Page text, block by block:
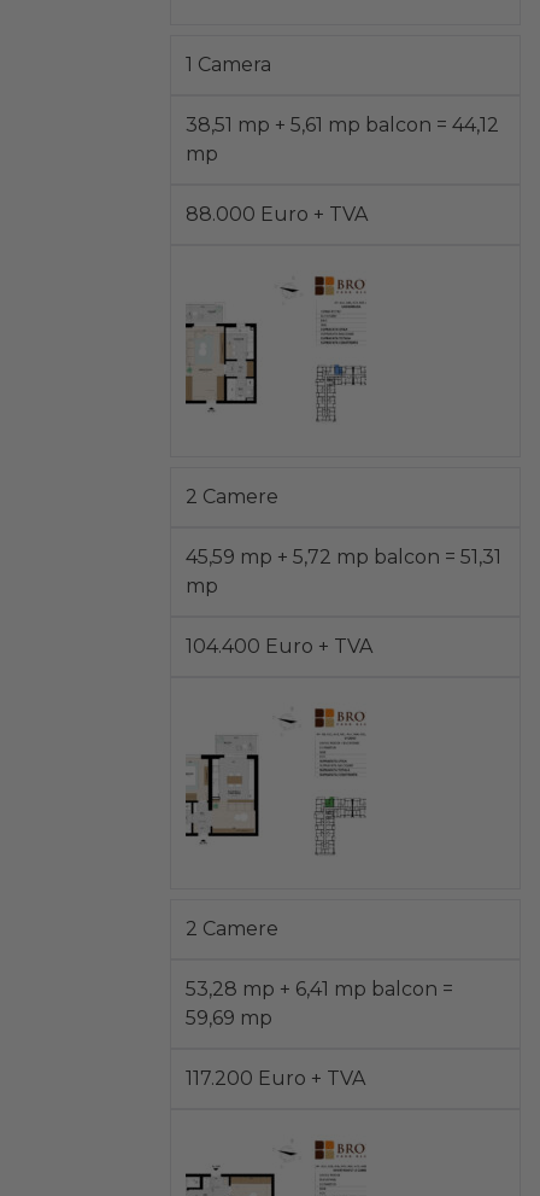
1 Camera
38,51 mp + 5,61 mp balcon = 44,12
mp
88.000 Euro + TVA
2 Camere
45,59 mp + 5,72 mp balcon = 51,31
mp
104.400 Euro + TVA
2 Camere
53,28 mp + 6,41 mp balcon =
59,69 mp
117.200 Euro + TVA